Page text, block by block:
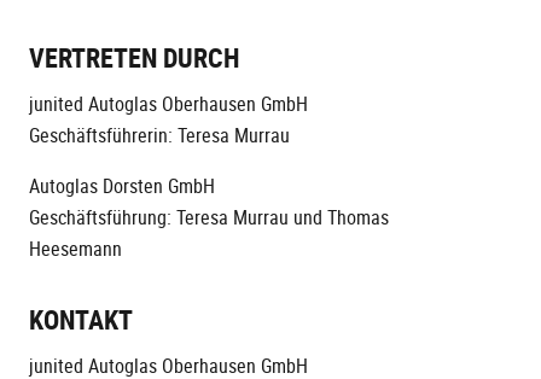
VERTRETEN DURCH
junited Autoglas Oberhausen GmbH
Geschäftsführerin: Teresa Murrau
Autoglas Dorsten GmbH
Geschäftsführung: Teresa Murrau und Thomas
Heesemann
KONTAKT
junited Autoglas Oberhausen GmbH